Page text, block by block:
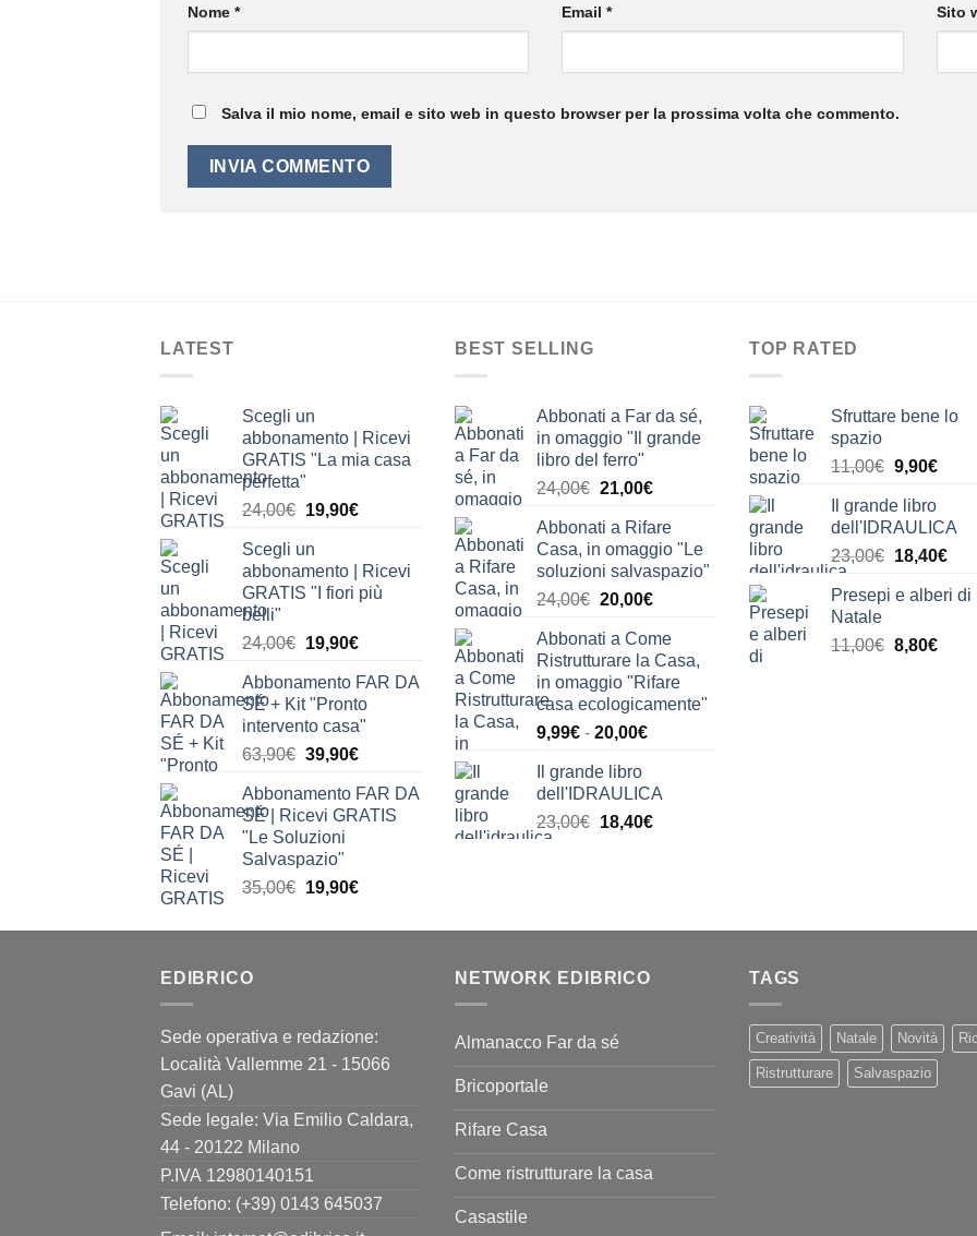
Nome * Email* Sito
Salva il mio nome, email e sito web in questo browser per la prossima volta che commento.
LATEST
Scegli un
abbonamento | Ricevi
GRATIS "La mia casa
perfetta"
24,00€ Il
originale
era:
24,00€.
19,90€Il
è:
19,90€.
Scegli un
abbonamento | Ricevi
GRATIS "I fiori più
belli"
24,00€ Il
originale
era:
24,00€.
19,90€Il
attuale
è:
19,90€.
Abbonamento FAR DA
SÉ + Kit "Pronto
intervento casa"
63,90€ Il
originale
era:
63,90€.
39,90€Il
attuale
è:
Abbonamento FAR DA
SÉ | Ricevi GRATIS
"Le Soluzioni
Salvaspazio"
35,00€ Il
originale
19,90€Il
attuale
BEST SELLING
Abbonati a Far da sé,
in omaggio "Il grande
libro del ferro"
24,00€ Il
originale
era:
24,00€.
21,00€Il
attuale
è:
21,00€.
Abbonati a Rifare
Casa, in omaggio "Le
soluzioni salvaspazio"
24,00€ Il
originale
era:
24,00€.
20,00€Il
attuale
è:
20,00€.
Abbonati a Come
Ristrutturare la Casa,
in omaggio "Rifare
casa ecologicamente"
9,99€ - 20,00€Fascia
da
9,99€
Il grande libro
dell'IDRAULICA
23,00€ Il
18,40€Il
TOP RATED
Sfruttare bene lo
spazio
11,00€ Il
originale
era:
11,00€.
9,90€Il
è:
Il grande libro
dell'IDRAULICA
23,00€ Il
originale
23,00€.
18,40€Il
Presepi e alberi di
Natale
11,00€ Il
8,80€Il
EDIBRICO
Sede operativa e redazione:
Località Vallemme 21 - 15066
Gavi (AL)
Sede legale: Via Emilio Caldara,
44 - 20122 Milano
P.IVA 12980140151
Telefono: (+39) 0143 645037
NETWORK EDIBRICO
Almanacco Far da sé
Bricoportale
Rifare Casa
Come ristrutturare la casa
Casastile
TAGS
Creatività Natale Novità
Ristrutturare Salvaspazio